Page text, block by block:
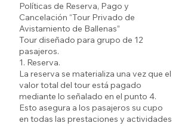
Políticas de Reserva, Pago y
Cancelación “Tour Privado de
Avistamiento de Ballenas”
Tour diseñado para grupo de 12
pasajeros.
1. Reserva.
La reserva se materializa una vez que el
valor total del tour está pagado
mediante lo señalado en el punto 4.
Esto asegura a los pasajeros su cupo
en todas las prestaciones y actividades